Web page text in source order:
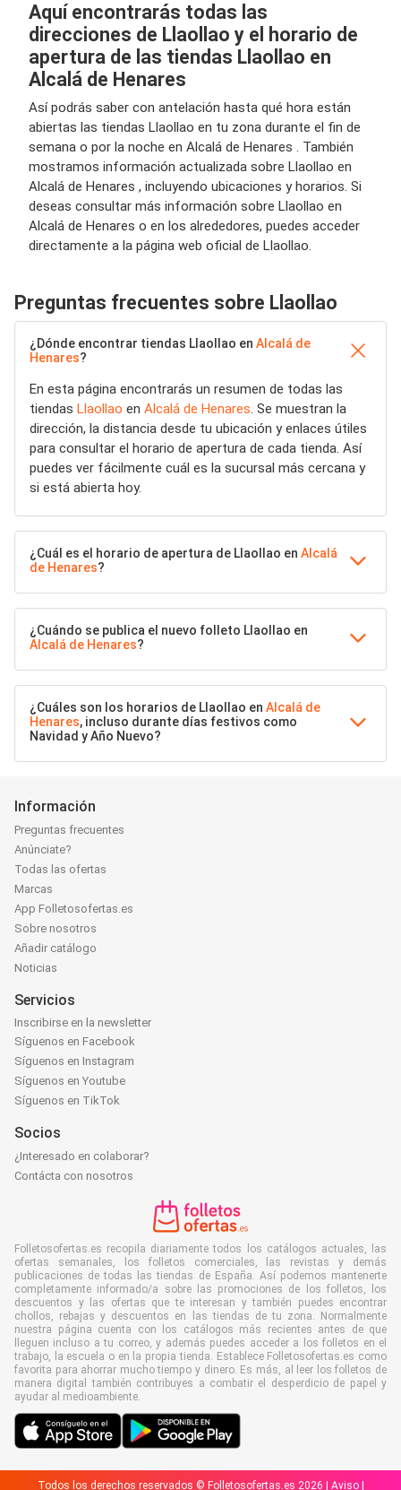
Aquí encontrarás todas las
direcciones de Llaollao y el horario de
apertura de las tiendas Llaollao en
Alcalá de Henares
Así podrás saber con antelación hasta qué hora están
abiertas las tiendas Llaollao en tu zona durante el fin de
semana o por la noche en Alcalá de Henares . También
mostramos información actualizada sobre Llaollao en
Alcalá de Henares , incluyendo ubicaciones y horarios. Si
deseas consultar más información sobre Llaollao en
Alcalá de Henares o en los alrededores, puedes acceder
directamente a la página web oficial de Llaollao.
Preguntas frecuentes sobre Llaollao
¿Dónde encontrar tiendas Llaollao en Alcalá de
Henares?
En esta página encontrarás un resumen de todas las
tiendas Llaollao en Alcalá de Henares. Se muestran la
dirección, la distancia desde tu ubicación y enlaces útiles
para consultar el horario de apertura de cada tienda. Así
puedes ver fácilmente cuál es la sucursal más cercana y
si está abierta hoy.
¿Cuál es el horario de apertura de Llaollao en Alcalá
de Henares?
¿Cuándo se publica el nuevo folleto Llaollao en
Alcalá de Henares?
¿Cuáles son los horarios de Llaollao en Alcalá de
Henares, incluso durante días festivos como
Navidad y Año Nuevo?
Información
Preguntas frecuentes
Anúnciate?
Todas las ofertas
Marcas
App Folletosofertas.es
Sobre nosotros
Añadir catálogo
Noticias
Servicios
Inscribirse en la newsletter
Síguenos en Facebook
Síguenos en Instagram
Síguenos en Youtube
Síguenos en TikTok
Socios
¿Interesado en colaborar?
Contácta con nosotros
Folletosofertas.es recopila diariamente todos los catálogos actuales, las
ofertas semanales, los folletos comerciales, las revistas y demás
publicaciones de todas las tiendas de España. Así podemos mantenerte
completamente informado/a sobre las promociones de los folletos, los
descuentos y las ofertas que te interesan y también puedes encontrar
chollos, rebajas y descuentos en las tiendas de tu zona. Normalmente
nuestra página cuenta con los catálogos más recientes antes de que
lleguen incluso a tu correo, y además puedes acceder a los folletos en el
trabajo, la escuela o en la propia tienda. Establece Folletosofertas.es como
favorita para ahorrar mucho tiempo y dinero. Es más, al leer los folletos de
manera digital también contribuyes a combatir el desperdicio de papel y
ayudar al medioambiente.
Todos los derechos reservados © Folletosofertas.es 2026 | Aviso|